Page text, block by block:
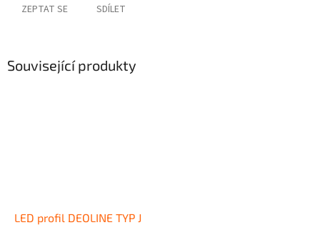
ZEPTAT SE SDÍLET
Související produkty
LED profil DEOLINE TYP J